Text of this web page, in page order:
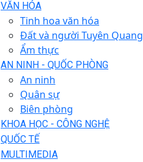
VĂN HÓA
Tinh hoa văn hóa
Đất và người Tuyên Quang
Ẩm thực
AN NINH - QUỐC PHÒNG
An ninh
Quân sự
Biên phòng
KHOA HỌC - CÔNG NGHỆ
QUỐC TẾ
MULTIMEDIA